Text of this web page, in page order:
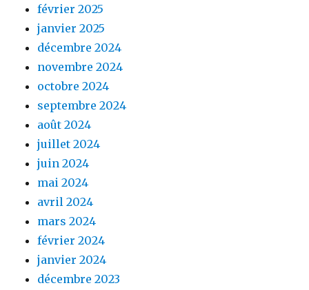
février 2025
janvier 2025
décembre 2024
novembre 2024
octobre 2024
septembre 2024
août 2024
juillet 2024
juin 2024
mai 2024
avril 2024
mars 2024
février 2024
janvier 2024
décembre 2023